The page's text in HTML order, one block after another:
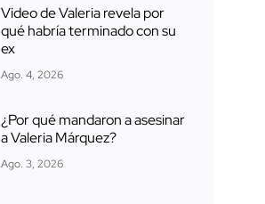
Video de Valeria revela por
qué habría terminado con su
ex
Ago. 4, 2026
¿Por qué mandaron a asesinar
a Valeria Márquez?
Ago. 3, 2026